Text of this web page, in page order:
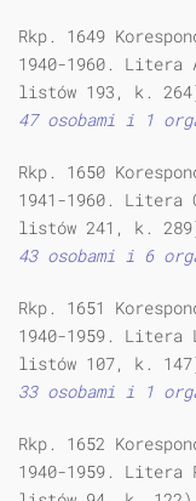
Rkp. 1649
1940-1960. Litera
listów 193, k.
47 osobami i 1
Rkp. 1650
1941-1960. Litera
listów 241, k.
43 osobami i 6
Rkp. 1651
1940-1959. Litera
listów 107, k.
33 osobami i 1
Rkp. 1652
1940-1959. Litera